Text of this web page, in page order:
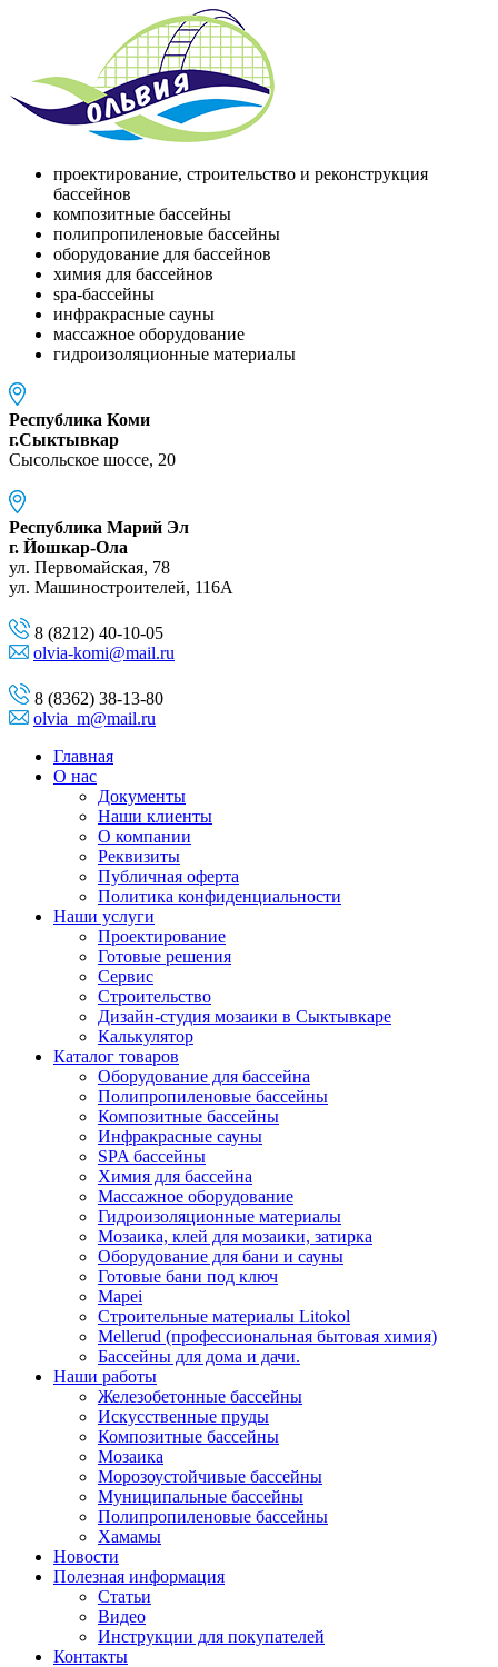
проектирование, строительство и реконструкция
бассейнов
композитные бассейны
полипропиленовые бассейны
оборудование для бассейнов
химия для бассейнов
spa-бассейны
инфракрасные сауны
массажное оборудование
гидроизоляционные материалы
Республика Коми
г.Сыктывкар
Сысольское шоссе, 20
Республика Марий Эл
г. Йошкар-Ола
ул. Первомайская, 78
ул. Машиностроителей, 116A
8 (8212) 40-10-05
olvia-komi@mail.ru
8 (8362) 38-13-80
olvia_m@mail.ru
Главная
О нас
Документы
Наши клиенты
О компании
Реквизиты
Публичная оферта
Политика конфиденциальности
Наши услуги
Проектирование
Готовые решения
Сервис
Строительство
Дизайн-студия мозаики в Сыктывкаре
Калькулятор
Каталог товаров
Оборудование для бассейна
Полипропиленовые бассейны
Композитные бассейны
Инфракрасные сауны
SPA бассейны
Химия для бассейна
Массажное оборудование
Гидроизоляционные материалы
Мозаика, клей для мозаики, затирка
Оборудование для бани и сауны
Готовые бани под ключ
Mapei
Строительные материалы Litokol
Mellerud (профессиональная бытовая химия)
Бассейны для дома и дачи.
Наши работы
Железобетонные бассейны
Искусственные пруды
Композитные бассейны
Мозаика
Морозоустойчивые бассейны
Муниципальные бассейны
Полипропиленовые бассейны
Хамамы
Новости
Полезная информация
Статьи
Видео
Инструкции для покупателей
Контакты